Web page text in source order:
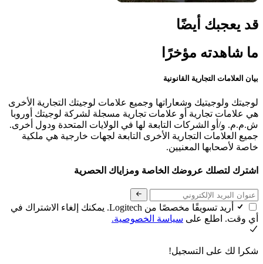
قد يعجبك أيضًا
ما شاهدته مؤخرًا
بيان العلامات التجارية القانونية
لوجيتك ولوجيتيك وشعاراتها وجميع علامات لوجيتك التجارية الأخرى
هي علامات تجارية أو علامات تجارية مسجلة لشركة لوجيتك أوروبا
ش.م.م. و/أو الشركات التابعة لها في الولايات المتحدة ودول أخرى.
جميع العلامات التجارية الأخرى التابعة لجهات خارجية هي ملكية
خاصة لأصحابها المعنيين.
اشترك لتصلك عروضك الخاصة ومزاياك الحصرية
أريد تسويقًا مخصصًا من Logitech. يمكنك إلغاء الاشتراك في
أي وقت. اطلع على سياسة الخصوصية.
شكرا لك على التسجيل!